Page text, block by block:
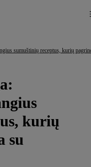
sumuštinių receptus, kurių
kurių
su